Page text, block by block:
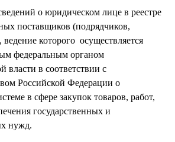
о юридическом лице в реестре
поставщиков (подрядчиков,
которого осуществляется
федеральным органом
власти в соответствии с
Российской Федерации о
в сфере закупок товаров, работ,
государственных и
нужд.